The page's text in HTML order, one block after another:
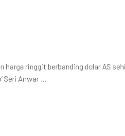
ringgit berbanding dolar AS
Seri Anwar …